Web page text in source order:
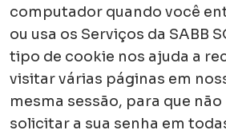
computador quando você
ou usa os Serviços da SABB
tipo de cookie nos ajuda a
visitar várias páginas em
mesma sessão, para que
solicitar a sua senha em